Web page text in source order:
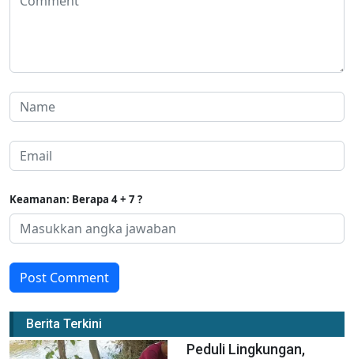
Keamanan: Berapa 4 + 7 ?
Post Comment
Berita Terkini
Peduli Lingkungan,